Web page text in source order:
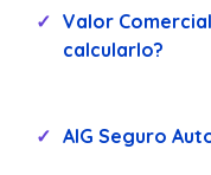
Valor
calcularlo?
AIG Seguro